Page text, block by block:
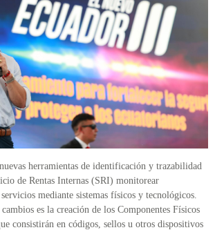
herramientas de identificación y trazabilidad
de Rentas Internas (SRI) monitorear
mediante sistemas físicos y tecnológicos.
es la creación de los Componentes Físicos
consistirán en códigos, sellos u otros dispositivos